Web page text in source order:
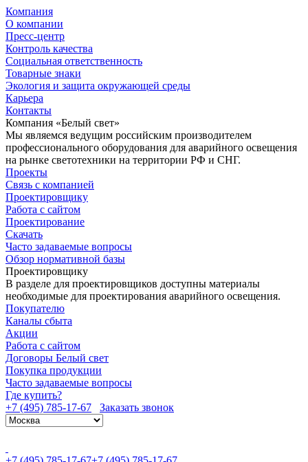
Компания
О компании
Пресс-центр
Контроль качества
Социальная ответственность
Товарные знаки
Экология и защита окружающей среды
Карьера
Контакты
Компания «Белый свет»
Мы являемся ведущим российским производителем
профессионального оборудования для аварийного освещения
на рынке светотехники на территории РФ и СНГ.
Проекты
Связь с компанией
Проектировщику
Работа с сайтом
Проектирование
Скачать
Часто задаваемые вопросы
Обзор нормативной базы
Проектировщику
В разделе для проектировщиков доступны материалы
необходимые для проектирования аварийного освещения.
Покупателю
Каналы сбыта
Акции
Работа с сайтом
Договоры Белый свет
Покупка продукции
Часто задаваемые вопросы
Где купить?
+7 (495) 785-17-67
Заказать звонок